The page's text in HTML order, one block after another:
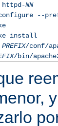
httpd-NN
--
install
PREFIX/conf/
/bin/
y